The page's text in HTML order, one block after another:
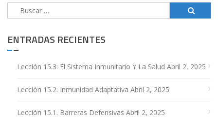
Buscar:
ENTRADAS RECIENTES
Lección 15.3: El Sistema Inmunitario Y La Salud Abril 2, 2025
Lección 15.2. Inmunidad Adaptativa Abril 2, 2025
Lección 15.1. Barreras Defensivas Abril 2, 2025